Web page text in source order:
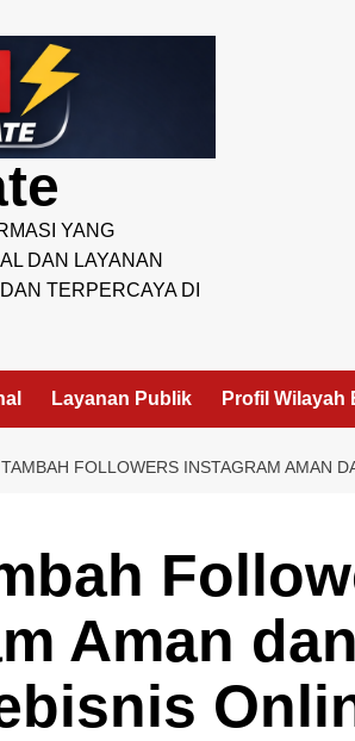
YANG
DAN LAYANAN
TERPERCAYA DI
Layanan Publik Profil Wilayah
FOLLOWERS INSTAGRAM AMAN
Aman